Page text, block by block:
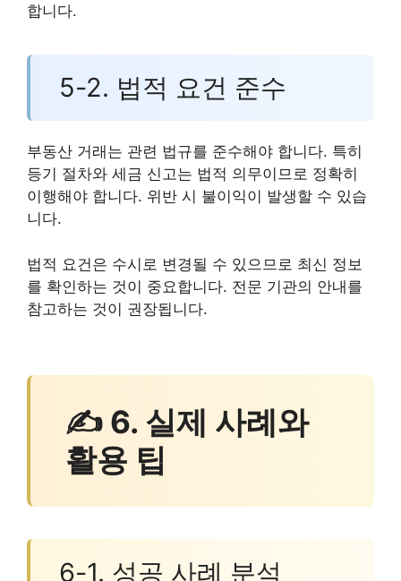
합니다.
5-2. 법적 요건 준수
부동산 거래는 관련 법규를 준수해야 합니다. 특히
등기 절차와 세금 신고는 법적 의무이므로 정확히
이행해야 합니다. 위반 시 불이익이 발생할 수 있습
니다.
법적 요건은 수시로 변경될 수 있으므로 최신 정보
를 확인하는 것이 중요합니다. 전문 기관의 안내를
참고하는 것이 권장됩니다.
✍ 6. 실제 사례와
활용 팁
6-1. 성공 사례 분석